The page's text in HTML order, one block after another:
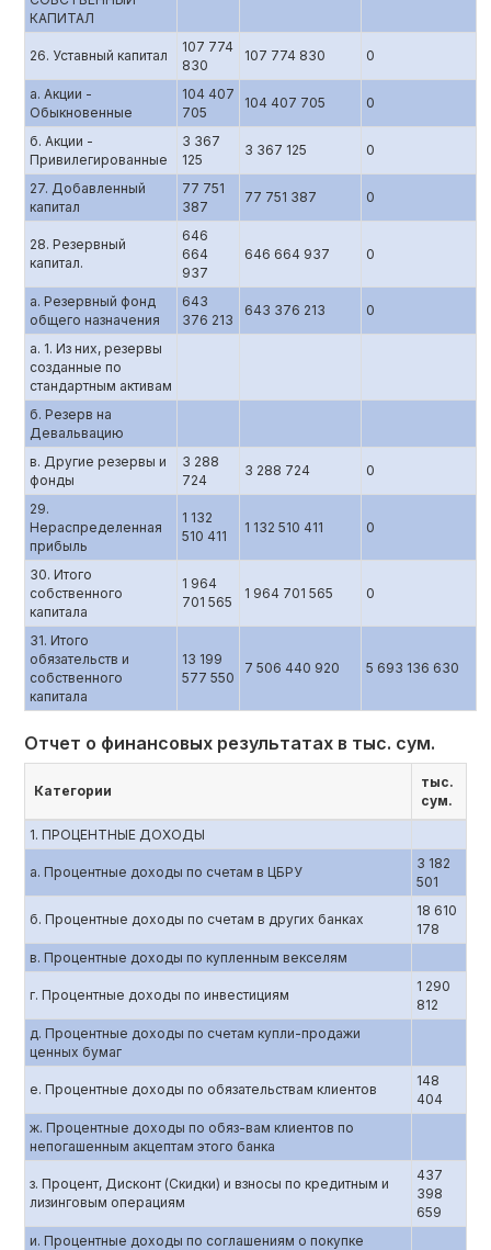
КАПИТАЛ
26. Уставный капитал
107 774
830
107 774 830 0
а. Акции -
Обыкновенные
104 407
705
104 407 705 0
б. Акции -
Привилегированные
3 367
125
3 367 125 0
27. Добавленный
капитал
77 751
387
77 751 387 0
28. Резервный
капитал.
646
664
937
646 664 937 0
а. Резервный фонд
общего назначения
643
376 213
643 376 213 0
а. 1. Из них, резервы
созданные по
стандартным активам
б. Резерв на
Девальвацию
в. Другие резервы и
фонды
3 288
724
3 288 724 0
29.
Нераспределенная
прибыль
1 132
510 411
1 132 510 411 0
30. Итого
собственного
капитала
1 964
701 565
1 964 701 565 0
31. Итого
обязательств и
собственного
капитала
13 199
577 550
7 506 440 920 5 693 136 630
Отчет о финансовых результатах в тыс. сум.
Категории
тыс.
сум.
1. ПРОЦЕНТНЫЕ ДОХОДЫ
a. Процентные доходы по счетам в ЦБРУ
3 182
501
б. Процентные доходы по счетам в других банках
18 610
178
в. Процентные доходы по купленным векселям
г. Процентные доходы по инвестициям
1 290
812
д. Процентные доходы по счетам купли-продажи
ценных бумаг
е. Процентные доходы по обязательствам клиентов
148
404
ж. Процентные доходы по обяз-вам клиентов по
непогашенным акцептам этого банка
з. Процент, Дисконт (Скидки) и взносы по кредитным и
лизинговым операциям
437
398
659
и. Процентные доходы по соглашениям о покупке